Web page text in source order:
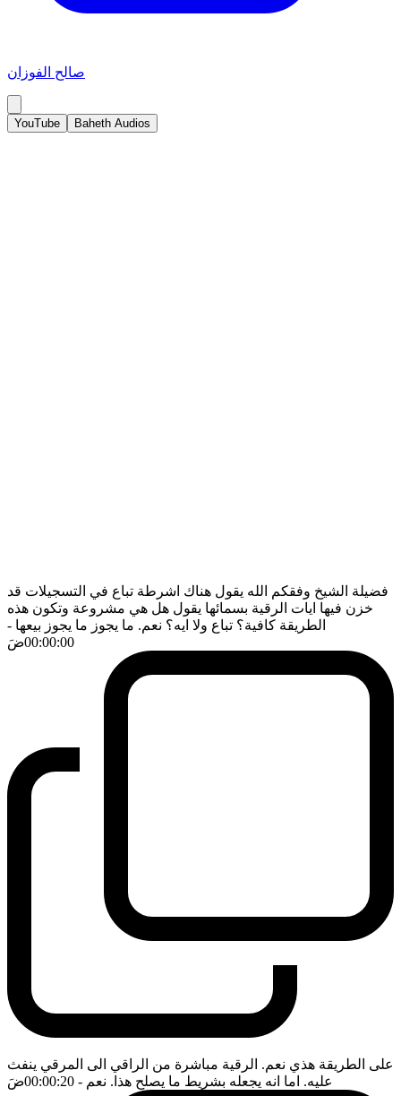
صالح الفوزان
YouTube Baheth Audios
فضيلة الشيخ وفقكم الله يقول هناك اشرطة تباع في التسجيلات قد
خزن فيها ايات الرقية بسمائها يقول هل هي مشروعة وتكون هذه
الطريقة كافية؟ تباع ولا ايه؟ نعم. ما يجوز ما يجوز بيعها -
00:00:00ضَ
على الطريقة هذي نعم. الرقية مباشرة من الراقي الى المرقي ينفث
عليه. اما انه يجعله بشريط ما يصلح هذا. نعم - 00:00:20 ضَ